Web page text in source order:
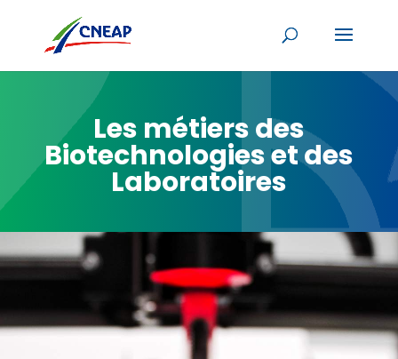
Les métiers des
Biotechnologies et des
Laboratoires